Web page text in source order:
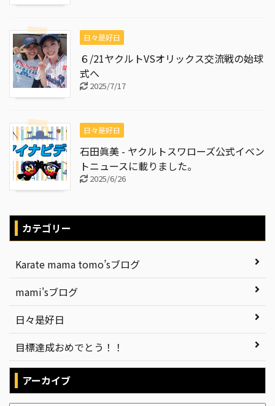
日々是好日
６/21ヤクルトVSオリックス交流戦の始球
式へ
2025/7/17
日々是好日
石田眞美 - ヤクルトスワローズ公式イベン
トニュースに載りました。
2025/6/26
カテゴリー
Karate mama tomo’sブログ
mami'sブログ
日々是好日
目標達成おめでとう！！
アーカイブ